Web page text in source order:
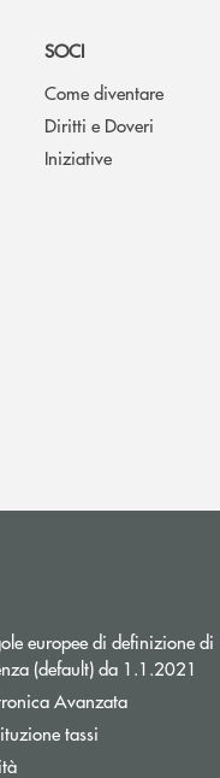
SOCI
Come diventare
Diritti e Doveri
Iniziative
europee di definizione di
(default) da 1.1.2021
Avanzata
tassi